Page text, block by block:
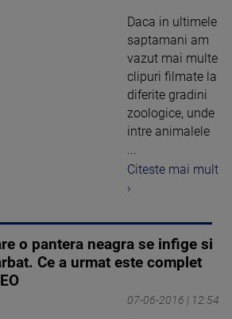
Daca in ultimele
saptamani am
vazut mai multe
clipuri filmate la
diferite gradini
zoologice, unde
intre animalele
...
Citeste mai mult
›
o pantera neagra se infige si
Ce a urmat este complet
07-06-2016 | 12:54